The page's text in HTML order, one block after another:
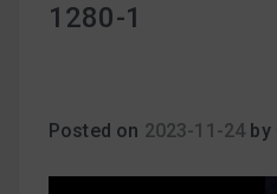
析：成分、營養價值及其
1280-1
Posted on 2023-11-24 by